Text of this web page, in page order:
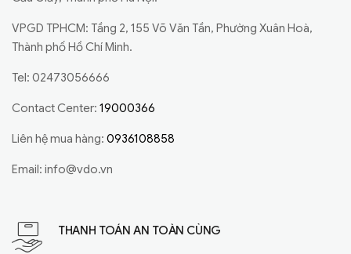
VPGD TPHCM: Tầng 2, 155 Võ Văn Tần, Phường Xuân Hoà,
Thành phố Hồ Chí Minh.
Tel: 02473056666
Contact Center: 19000366
Liên hệ mua hàng: 0936108858
Email: info@vdo.vn
THANH TOÁN AN TOÀN CÙNG